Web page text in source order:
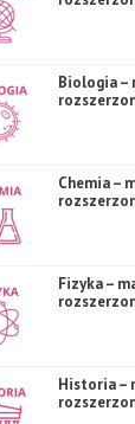
Biologia –
Chemia –
Fizyka –
Historia –